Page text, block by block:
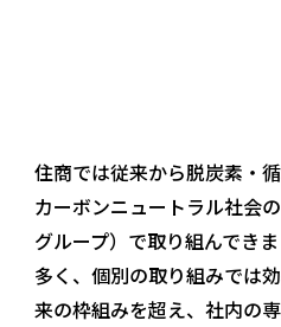
住商では従来から脱炭素・
カーボンニュートラル社会
グループ）で取り組んでき
多く、個別の取り組みでは
来の枠組みを超え、社内の